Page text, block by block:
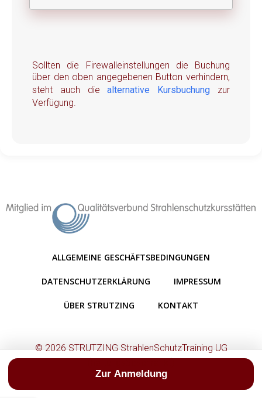
Zur Anmeldung
Sollten die Firewalleinstellungen die Buchung
über den oben angegebenen Button verhindern,
steht auch diealternative Kursbuchung zur
Verfügung.
ALLGEMEINE GESCHÄFTSBEDINGUNGEN
DATENSCHUTZERKLÄRUNG IMPRESSUM
ÜBER STRUTZING KONTAKT
© 2026 STRUTZING StrahlenSchutzTraining UG